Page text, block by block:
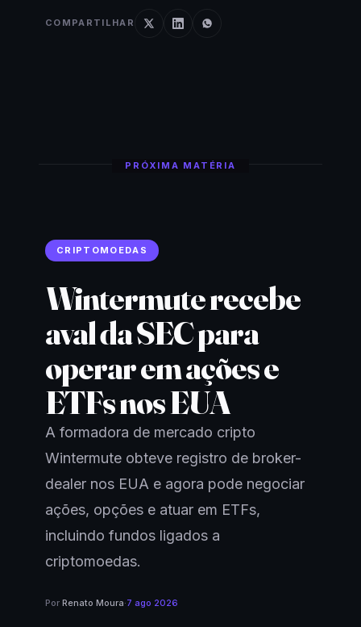
COMPARTILHAR
PRÓXIMA MATÉRIA
CRIPTOMOEDAS
Wintermute recebe
aval da SEC para
operar em ações e
ETFs nos EUA
A formadora de mercado cripto
Wintermute obteve registro de broker-
dealer nos EUA e agora pode negociar
ações, opções e atuar em ETFs,
incluindo fundos ligados a
criptomoedas.
Por Renato Moura·7 ago 2026